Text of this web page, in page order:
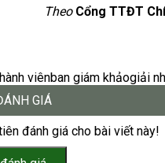
Theo Cổng TTĐT
viênban giám khảogiải
GIÁ
đánh giá cho bài viết này!